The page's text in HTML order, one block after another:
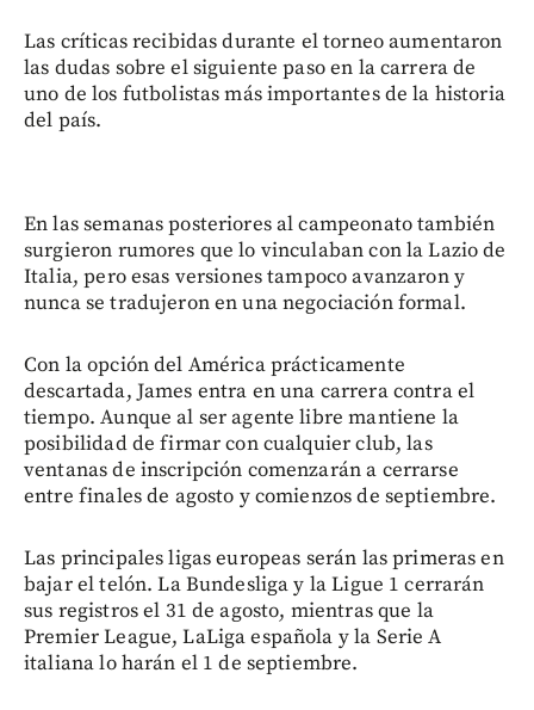
Las críticas recibidas durante el torneo aumentaron
las dudas sobre el siguiente paso en la carrera de
uno de los futbolistas más importantes de la historia
del país.
En las semanas posteriores al campeonato también
surgieron rumores que lo vinculaban con la Lazio de
Italia, pero esas versiones tampoco avanzaron y
nunca se tradujeron en una negociación formal.
Con la opción del América prácticamente
descartada, James entra en una carrera contra el
tiempo. Aunque al ser agente libre mantiene la
posibilidad de firmar con cualquier club, las
ventanas de inscripción comenzarán a cerrarse
entre finales de agosto y comienzos de septiembre.
Las principales ligas europeas serán las primeras en
bajar el telón. La Bundesliga y la Ligue 1 cerrarán
sus registros el 31 de agosto, mientras que la
Premier League, LaLiga española y la Serie A
italiana lo harán el 1 de septiembre.